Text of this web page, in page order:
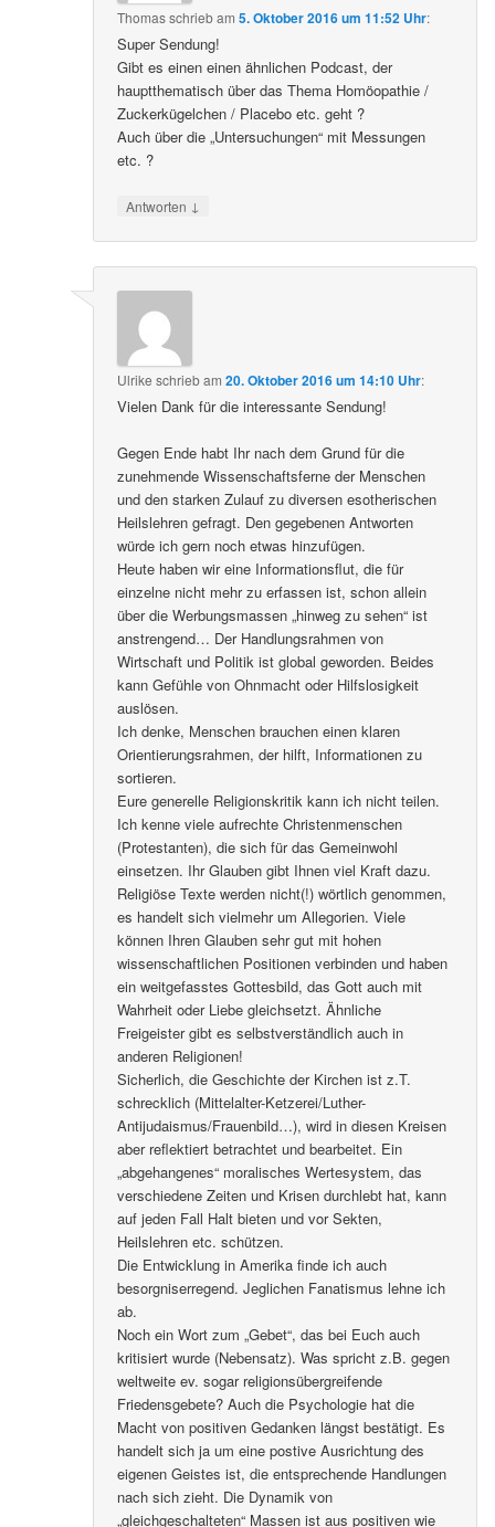
Thomasschriebam5. Oktober 2016 um 11:52 Uhr:
Super Sendung!
Gibt es einen einen ähnlichen Podcast, der
hauptthematisch über das Thema Homöopathie /
Zuckerkügelchen / Placebo etc. geht ?
Auch über die „Untersuchungen“ mit Messungen
etc. ?
Antworten ↓
Ulrike schriebam20. Oktober 2016 um 14:10 Uhr:
Vielen Dank für die interessante Sendung!
Gegen Ende habt Ihr nach dem Grund für die
zunehmende Wissenschaftsferne der Menschen
und den starken Zulauf zu diversen esotherischen
Heilslehren gefragt. Den gegebenen Antworten
würde ich gern noch etwas hinzufügen.
Heute haben wir eine Informationsflut, die für
einzelne nicht mehr zu erfassen ist, schon allein
über die Werbungsmassen „hinweg zu sehen“ ist
anstrengend… Der Handlungsrahmen von
Wirtschaft und Politik ist global geworden. Beides
kann Gefühle von Ohnmacht oder Hilfslosigkeit
auslösen.
Ich denke, Menschen brauchen einen klaren
Orientierungsrahmen, der hilft, Informationen zu
sortieren.
Eure generelle Religionskritik kann ich nicht teilen.
Ich kenne viele aufrechte Christenmenschen
(Protestanten), die sich für das Gemeinwohl
einsetzen. Ihr Glauben gibt Ihnen viel Kraft dazu.
Religiöse Texte werden nicht(!) wörtlich genommen,
es handelt sich vielmehr um Allegorien. Viele
können Ihren Glauben sehr gut mit hohen
wissenschaftlichen Positionen verbinden und haben
ein weitgefasstes Gottesbild, das Gott auch mit
Wahrheit oder Liebe gleichsetzt. Ähnliche
Freigeister gibt es selbstverständlich auch in
anderen Religionen!
Sicherlich, die Geschichte der Kirchen ist z.T.
schrecklich (Mittelalter-Ketzerei/Luther-
Antijudaismus/Frauenbild…), wird in diesen Kreisen
aber reflektiert betrachtet und bearbeitet. Ein
„abgehangenes“ moralisches Wertesystem, das
verschiedene Zeiten und Krisen durchlebt hat, kann
auf jeden Fall Halt bieten und vor Sekten,
Heilslehren etc. schützen.
Die Entwicklung in Amerika finde ich auch
besorgniserregend. Jeglichen Fanatismus lehne ich
ab.
Noch ein Wort zum „Gebet“, das bei Euch auch
kritisiert wurde (Nebensatz). Was spricht z.B. gegen
weltweite ev. sogar religionsübergreifende
Friedensgebete? Auch die Psychologie hat die
Macht von positiven Gedanken längst bestätigt. Es
handelt sich ja um eine postive Ausrichtung des
eigenen Geistes ist, die entsprechende Handlungen
nach sich zieht. Die Dynamik von
„gleichgeschalteten“ Massen ist aus positiven wie